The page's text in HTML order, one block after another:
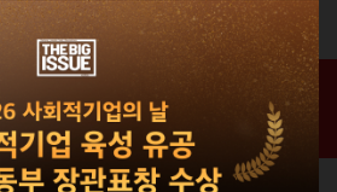
홈 / 매거진 / 신간 · 과월호